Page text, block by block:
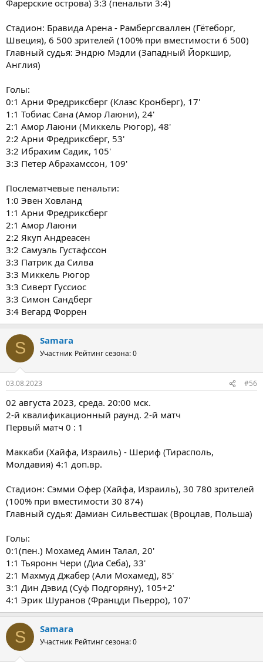
Фарерские острова) 3:3 (пенальти 3:4)
Стадион: Бравида Арена - Рамбергсваллен (Гётеборг,
Швеция), 6 500 зрителей (100% при вместимости 6 500)
Главный судья: Эндрю Мэдли (Западный Йоркшир,
Англия)
Голы:
0:1 Арни Фредриксберг (Клаэс Кронберг), 17'
1:1 Тобиас Сана (Амор Лаюни), 24'
2:1 Амор Лаюни (Миккель Рюгор), 48'
2:2 Арни Фредриксберг, 53'
3:2 Ибрахим Садик, 105'
3:3 Петер Абрахамссон, 109'
Послематчевые пенальти:
1:0 Эвен Ховланд
1:1 Арни Фредриксберг
2:1 Амор Лаюни
2:2 Якуп Андреасен
3:2 Самуэль Густафссон
3:3 Патрик да Силва
3:3 Миккель Рюгор
3:3 Сиверт Гуссиос
3:3 Симон Сандберг
3:4 Вегард Форрен
S Samara
Участник Рейтинг сезона: 0
03.08.2023 #56
02 августа 2023, среда. 20:00 мск.
2-й квалификационный раунд. 2-й матч
Первый матч 0 : 1
Маккаби (Хайфа, Израиль) - Шериф (Тирасполь,
Молдавия) 4:1 доп.вр.
Стадион: Сэмми Офер (Хайфа, Израиль), 30 780 зрителей
(100% при вместимости 30 874)
Главный судья: Дамиан Сильвестшак (Вроцлав, Польша)
Голы:
0:1(пен.) Мохамед Амин Талал, 20'
1:1 Тьяронн Чери (Диа Себа), 33'
2:1 Махмуд Джабер (Али Мохамед), 85'
3:1 Дин Дэвид (Суф Подгоряну), 105+2'
4:1 Эрик Шуранов (Францди Пьерро), 107'
S Samara
Участник Рейтинг сезона: 0